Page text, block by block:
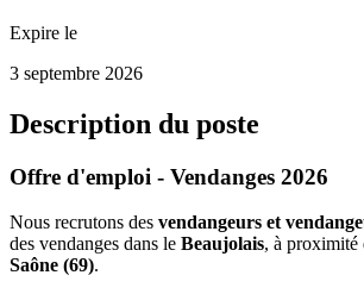
Expire le
3 septembre 2026
Description du poste
Offre d'emploi - Vendanges 2026
Nous recrutons des vendangeurs et
des vendanges dans le Beaujolais, à proximité
Saône (69).